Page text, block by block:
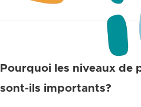
Pourquoi les niveaux de
sont-ils importants?